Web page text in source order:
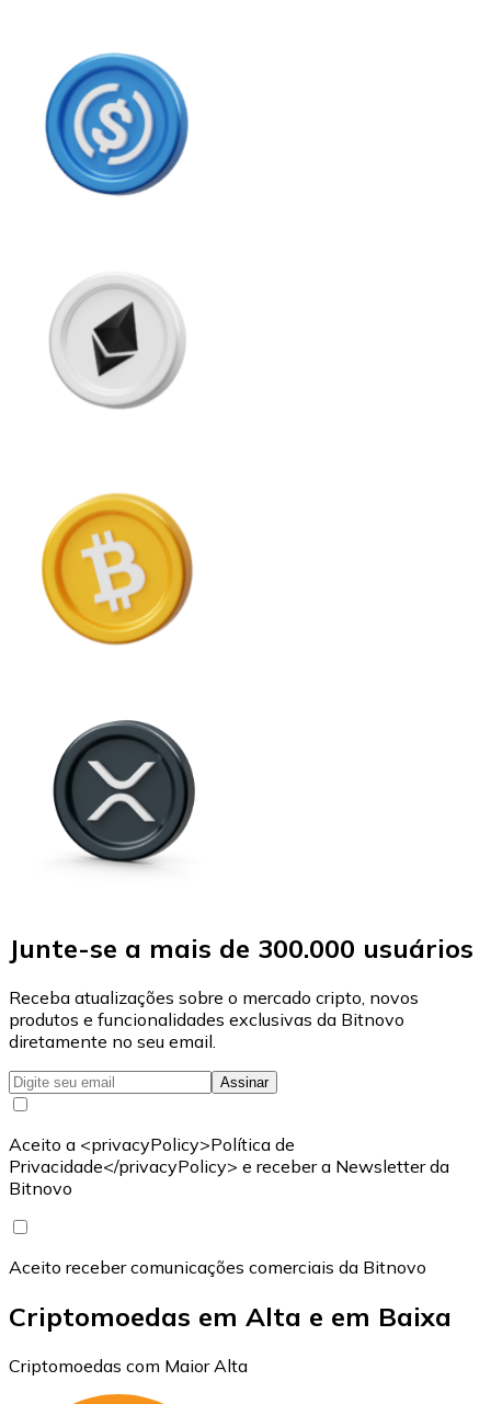
Junte-se a mais de 300.000 usuários
Receba atualizações sobre o mercado cripto, novos
produtos e funcionalidades exclusivas da Bitnovo
diretamente no seu email.
Assinar
Aceito a <privacyPolicy>Política de
Privacidade</privacyPolicy> e receber a Newsletter da
Bitnovo
Aceito receber comunicações comerciais da Bitnovo
Criptomoedas em Alta e em Baixa
Criptomoedas com Maior Alta